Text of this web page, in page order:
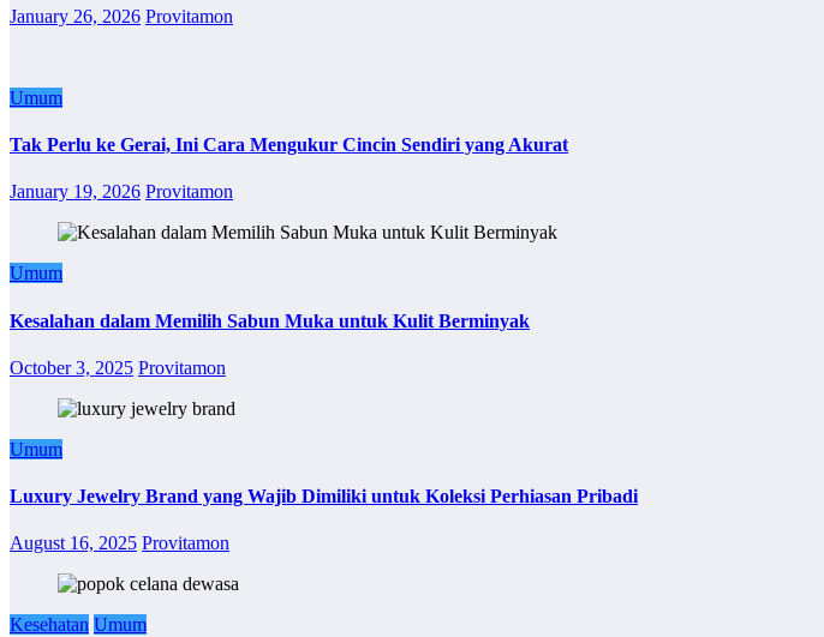
January 26, 2026 Provitamon
Umum
Tak Perlu ke Gerai, Ini Cara Mengukur Cincin Sendiri yang Akurat
January 19, 2026 Provitamon
Umum
Kesalahan dalam Memilih Sabun Muka untuk Kulit Berminyak
October 3, 2025 Provitamon
Umum
Luxury Jewelry Brand yang Wajib Dimiliki untuk Koleksi Perhiasan Pribadi
August 16, 2025 Provitamon
Kesehatan Umum